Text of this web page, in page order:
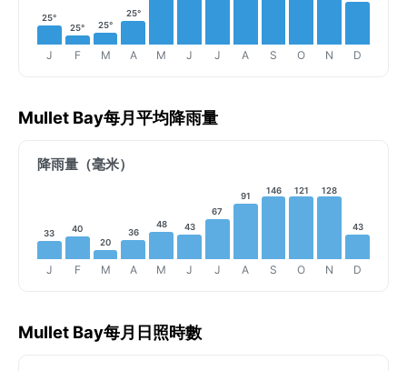
25°
J
25°
F
25°
M
25°
A M J J A S O N D
Mullet Bay每月平均降雨量
降雨量（毫米）
33
J
40
F
20
M
36
A
48
M
43
J
67
J
91
A
146
S
121
O
128
N
43
D
Mullet Bay每月日照時數